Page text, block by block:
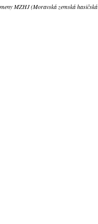
MZHJ (Moravská zemská hasičská